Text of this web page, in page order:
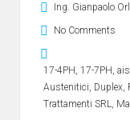
Ing. Gianpaolo
No Comments
17-4PH, 17-7PH,
Austenitici, Duplex,
Trattamenti SRL,